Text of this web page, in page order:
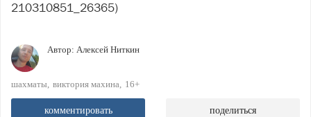
210310851_26365)
Автор: Алексей Ниткин
шахматы виктория махина 16+
комментировать поделиться